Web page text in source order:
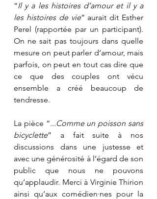
“Il y a les histoires d’amour et il y a
les histoires de vie” aurait dit Esther
Perel (rapportée par un participant).
On ne sait pas toujours dans quelle
mesure on peut parler d’amour, mais
parfois, on peut en tout cas dire que
ce que des couples ont vécu
ensemble a créé beaucoup de
tendresse.
La pièce “...Comme un poisson sans
bicyclette” a fait suite à nos
discussions dans une justesse et
avec une générosité à l’égard de son
public que nous ne pouvons
qu’applaudir. Merci à Virginie Thirion
ainsi qu’aux comédien·nes pour la